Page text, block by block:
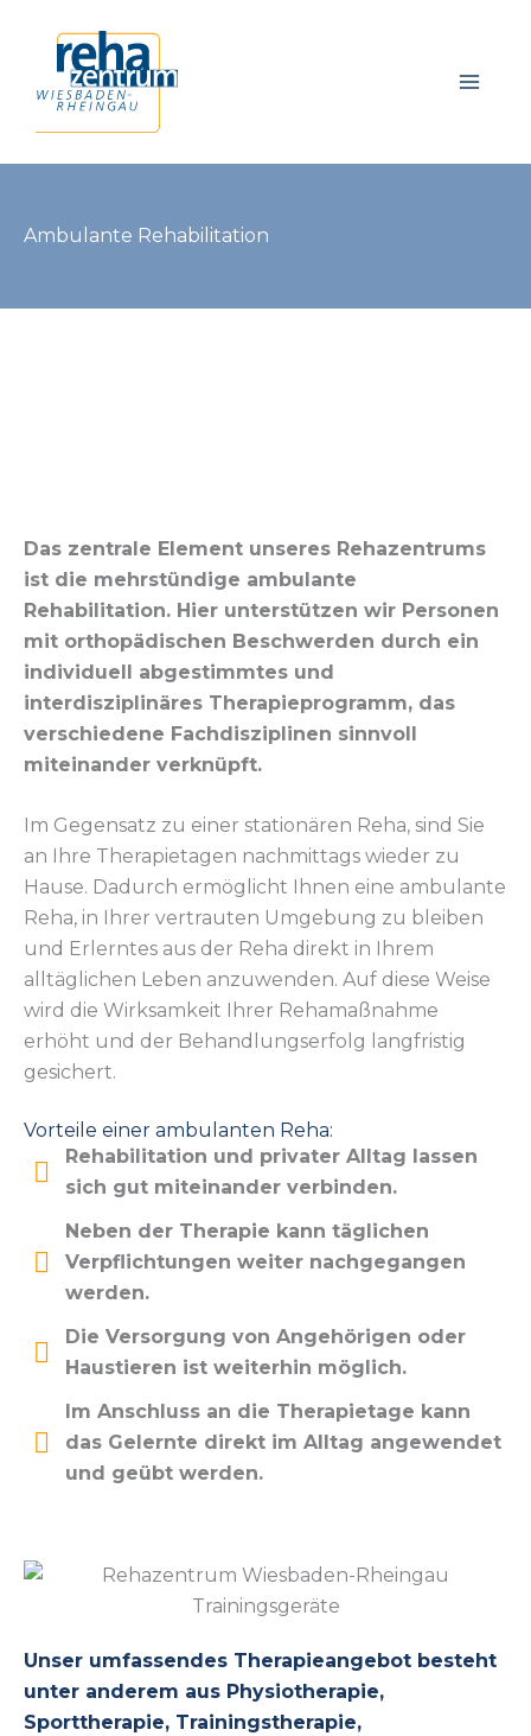
springen
Ambulante Rehabilitation
Das zentrale Element unseres Rehazentrums
ist die mehrstündige ambulante
Rehabilitation. Hier unterstützen wir Personen
mit orthopädischen Beschwerden durch ein
individuell abgestimmtes und
interdisziplinäres Therapieprogramm, das
verschiedene Fachdisziplinen sinnvoll
miteinander verknüpft.
Im Gegensatz zu einer stationären Reha, sind Sie
an Ihre Therapietagen nachmittags wieder zu
Hause. Dadurch ermöglicht Ihnen eine ambulante
Reha, in Ihrer vertrauten Umgebung zu bleiben
und Erlerntes aus der Reha direkt in Ihrem
alltäglichen Leben anzuwenden. Auf diese Weise
wird die Wirksamkeit Ihrer Rehamaßnahme
erhöht und der Behandlungserfolg langfristig
gesichert.
Vorteile einer ambulanten Reha:
Rehabilitation und privater Alltag lassen
sich gut miteinander verbinden.
Neben der Therapie kann täglichen
Verpflichtungen weiter nachgegangen
werden.
Die Versorgung von Angehörigen oder
Haustieren ist weiterhin möglich.
Im Anschluss an die Therapietage kann
das Gelernte direkt im Alltag angewendet
und geübt werden.
Unser umfassendes Therapieangebot besteht
unter anderem aus Physiotherapie,
Sporttherapie, Trainingstherapie,